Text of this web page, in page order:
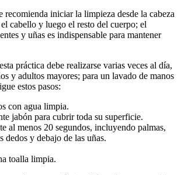
recomienda iniciar la limpieza desde la cabeza
cabello y luego el resto del cuerpo; el
y uñas es indispensable para mantener
esta práctica debe realizarse varias veces al día,
y adultos mayores; para un lavado de manos
estos pasos:
con agua limpia.
jabón para cubrir toda su superficie.
al menos 20 segundos, incluyendo palmas,
dedos y debajo de las uñas.
toalla limpia.